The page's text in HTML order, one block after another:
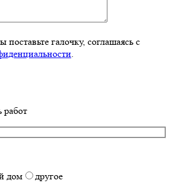
галочку, соглашаясь с
.
работ
дом
другое